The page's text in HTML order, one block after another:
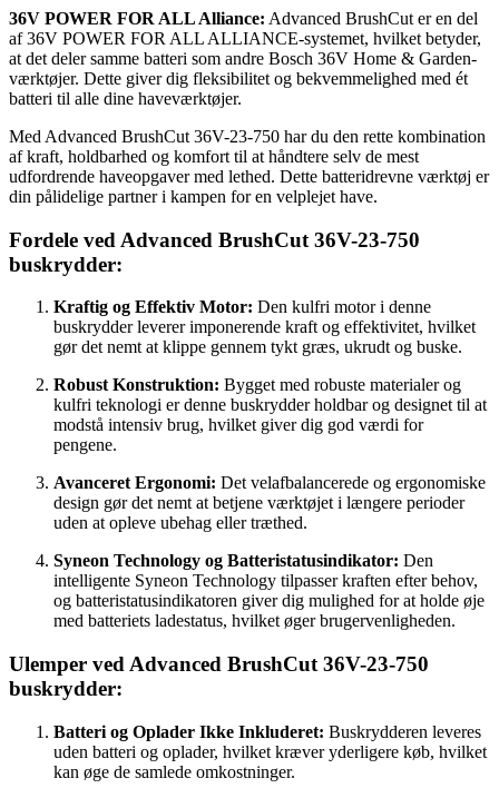
36V POWER FOR ALL Alliance: Advanced BrushCut er en del
af 36V POWER FOR ALL ALLIANCE-systemet, hvilket betyder,
at det deler samme batteri som andre Bosch 36V Home & Garden-
værktøjer. Dette giver dig fleksibilitet og bekvemmelighed med ét
batteri til alle dine haveværktøjer.
Med Advanced BrushCut 36V-23-750 har du den rette kombination
af kraft, holdbarhed og komfort til at håndtere selv de mest
udfordrende haveopgaver med lethed. Dette batteridrevne værktøj er
din pålidelige partner i kampen for en velplejet have.
Fordele ved Advanced BrushCut 36V-23-750
buskrydder:
Kraftig og Effektiv Motor: Den kulfri motor i denne
buskrydder leverer imponerende kraft og effektivitet, hvilket
gør det nemt at klippe gennem tykt græs, ukrudt og buske.
Robust Konstruktion: Bygget med robuste materialer og
kulfri teknologi er denne buskrydder holdbar og designet til at
modstå intensiv brug, hvilket giver dig god værdi for
pengene.
Avanceret Ergonomi: Det velafbalancerede og ergonomiske
design gør det nemt at betjene værktøjet i længere perioder
uden at opleve ubehag eller træthed.
Syneon Technology og Batteristatusindikator: Den
intelligente Syneon Technology tilpasser kraften efter behov,
og batteristatusindikatoren giver dig mulighed for at holde øje
med batteriets ladestatus, hvilket øger brugervenligheden.
Ulemper ved Advanced BrushCut 36V-23-750
buskrydder:
Batteri og Oplader Ikke Inkluderet: Buskrydderen leveres
uden batteri og oplader, hvilket kræver yderligere køb, hvilket
kan øge de samlede omkostninger.